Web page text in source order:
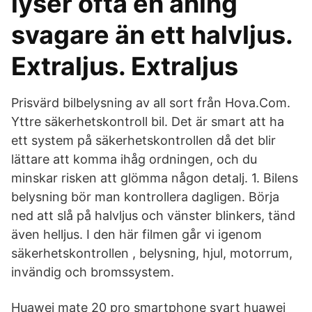
svagare än ett halvljus.
Extraljus. Extraljus
Prisvärd bilbelysning av all sort från Hova.Com.
Yttre säkerhetskontroll bil. Det är smart att ha
ett system på säkerhetskontrollen då det blir
lättare att komma ihåg ordningen, och du
minskar risken att glömma någon detalj. 1. Bilens
belysning bör man kontrollera dagligen. Börja
ned att slå på halvljus och vänster blinkers, tänd
även helljus. I den här filmen går vi igenom
säkerhetskontrollen , belysning, hjul, motorrum,
invändig och bromssystem.
Huawei mate 20 pro smartphone svart huawei